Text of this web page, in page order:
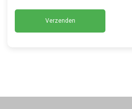
Verzenden